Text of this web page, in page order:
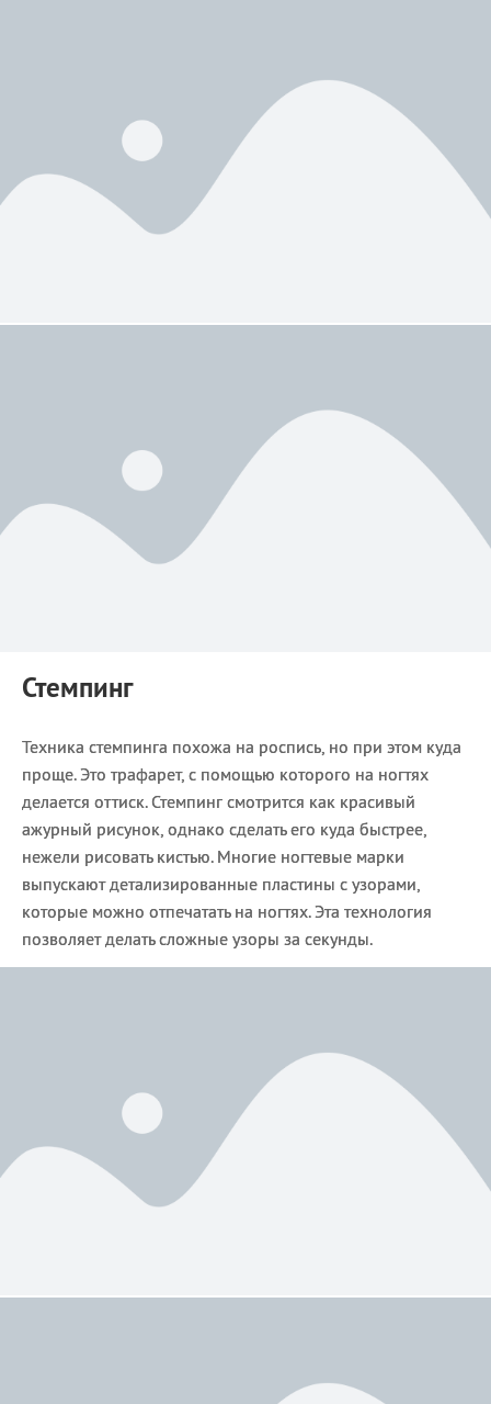
Стемпинг
Техника стемпинга похожа на роспись, но при этом куда
проще. Это трафарет, с помощью которого на ногтях
делается оттиск. Стемпинг смотрится как красивый
ажурный рисунок, однако сделать его куда быстрее,
нежели рисовать кистью. Многие ногтевые марки
выпускают детализированные пластины с узорами,
которые можно отпечатать на ногтях. Эта технология
позволяет делать сложные узоры за секунды.